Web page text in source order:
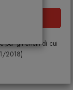
per gli effetti di cui
2018)